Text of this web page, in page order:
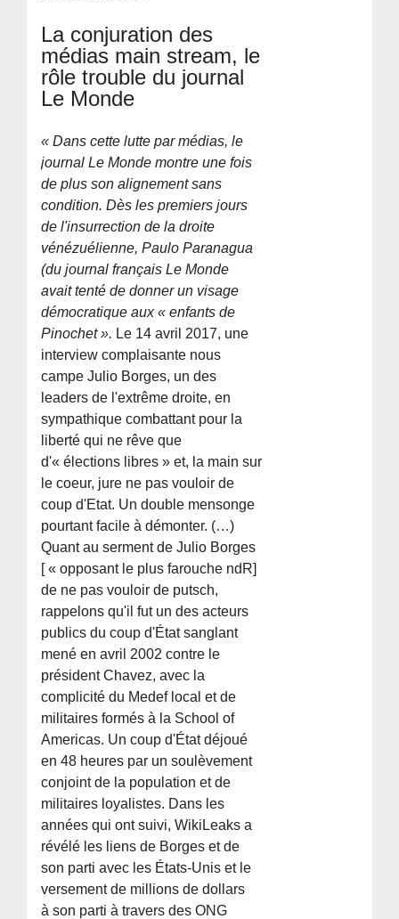
La conjuration des
médias main stream, le
rôle trouble du journal
Le Monde
« Dans cette lutte par médias, le
journal Le Monde montre une fois
de plus son alignement sans
condition. Dès les premiers jours
de l'insurrection de la droite
vénézuélienne, Paulo Paranagua
(du journal français Le Monde
avait tenté de donner un visage
démocratique aux « enfants de
Pinochet ». Le 14 avril 2017, une
interview complaisante nous
campe Julio Borges, un des
leaders de l'extrême droite, en
sympathique combattant pour la
liberté qui ne rêve que
d'« élections libres » et, la main sur
le coeur, jure ne pas vouloir de
coup d'Etat. Un double mensonge
pourtant facile à démonter. (…)
Quant au serment de Julio Borges
[ « opposant le plus farouche ndR]
de ne pas vouloir de putsch,
rappelons qu'il fut un des acteurs
publics du coup d'État sanglant
mené en avril 2002 contre le
président Chavez, avec la
complicité du Medef local et de
militaires formés à la School of
Americas. Un coup d'État déjoué
en 48 heures par un soulèvement
conjoint de la population et de
militaires loyalistes. Dans les
années qui ont suivi, WikiLeaks a
révélé les liens de Borges et de
son parti avec les États-Unis et le
versement de millions de dollars
à son parti à travers des ONG